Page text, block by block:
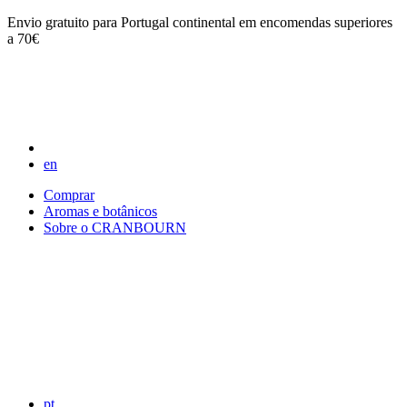
Envio gratuito para Portugal continental em encomendas superiores
a 70€
en
Comprar
Aromas e botânicos
Sobre o CRANBOURN
pt